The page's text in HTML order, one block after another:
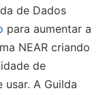
de Dados
para aumentar a
NEAR criando
de
usar. A Guilda